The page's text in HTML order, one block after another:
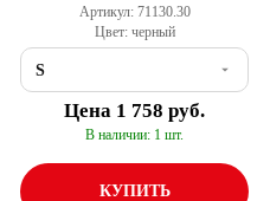
Артикул: 71130.30
Цвет: черный
Цена 1 758 руб.
В наличии: 1 шт.
КУПИТЬ